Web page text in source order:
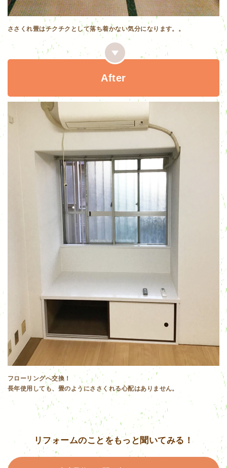
ささくれ畳はチクチクとして落ち着かない気分になります。。
After
フローリングへ交換！
長年使用しても、畳のようにささくれる心配はありません。
リフォームのことをもっと聞いてみる！